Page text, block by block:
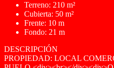
Terreno: 210 m²
Cubierta: 50 m²
Frente: 10 m
Fondo: 21 m
DESCRIPCIÓN
PROPIEDAD: LOCAL